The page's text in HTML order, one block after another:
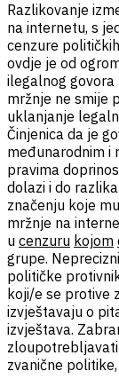
Razlikovanje
na internetu, s
cenzure
ovdje je od
ilegalnog
mržnje ne smije
uklanjanje
Činjenica da je
međunarodnim i
pravima
dolazi i do
značenju koje
mržnje na
u cenzuru kojom
grupe.
političke
koji/e se protive
izvještavaju o
izvještava.
zvanične